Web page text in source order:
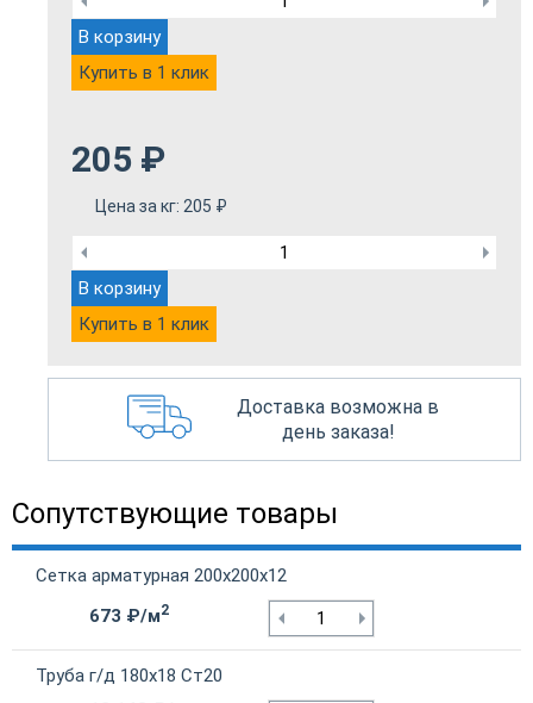
В корзину
Купить в 1 клик
205 ₽
Цена за кг: 205 ₽
В корзину
Купить в 1 клик
Доставка возможна в
день заказа!
Сопутствующие товары
Сетка арматурная 200х200х12
673 ₽/м2
Труба г/д 180х18 Ст20